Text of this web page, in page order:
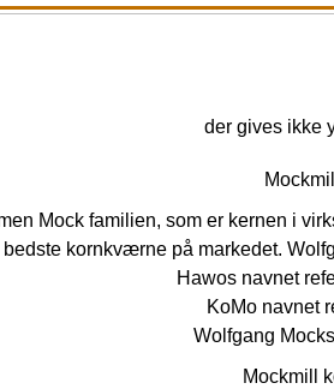
der gives ikke
Mock familien, som er kernen i
kornkværne på markedet.
Hawos navnet
KoMo navnet
Wolfgang
Mockmill